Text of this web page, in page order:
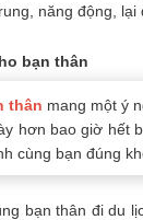
năng động,
bạn thân
thân mang một ý
hơn bao giờ hết
cùng bạn đúng
bạn thân đi du